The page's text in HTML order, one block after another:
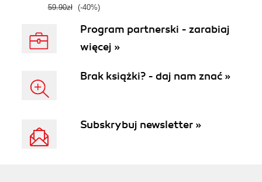
59.90zł (-40%)
Program partnerski - zarabiaj
więcej »
Brak książki? - daj nam znać »
Subskrybuj newsletter »